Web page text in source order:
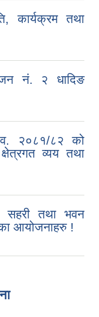
कार्यक्रम तथा
नं. २ धादिङ
२०८१/८२ को
व्यय तथा
सहरी तथा भवन
आयोजनाहरु !